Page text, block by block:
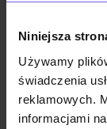
Niniejsza
Używamy
świadczenia
reklamowych.
informacjami
Opis
Szczegóły